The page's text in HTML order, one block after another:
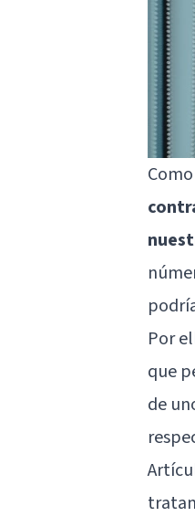
Por
que
de